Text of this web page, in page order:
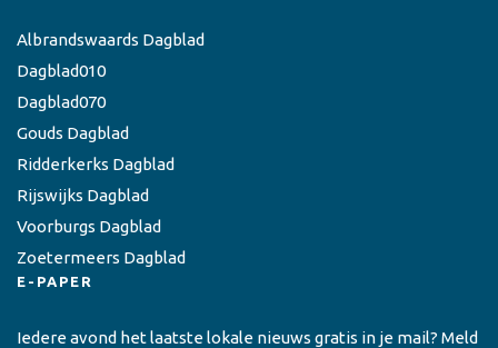
Albrandswaards Dagblad
Dagblad010
Dagblad070
Gouds Dagblad
Ridderkerks Dagblad
Rijswijks Dagblad
Voorburgs Dagblad
Zoetermeers Dagblad
E-PAPER
Iedere avond het laatste lokale nieuws gratis in je mail? Meld